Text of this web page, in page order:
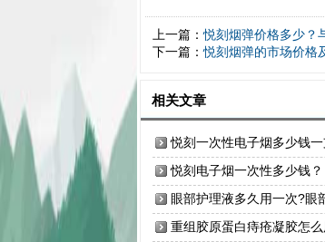
上一篇：悦刻烟弹价格多少？
下一篇：悦刻烟弹的市场价格
相关文章
悦刻一次性电子烟多少钱一
悦刻电子烟一次性多少钱？
眼部护理液多久用一次?眼
重组胶原蛋白痔疮凝胶怎